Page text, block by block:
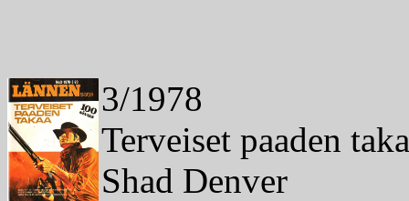
3/1978
Terveiset paaden
Shad Denver